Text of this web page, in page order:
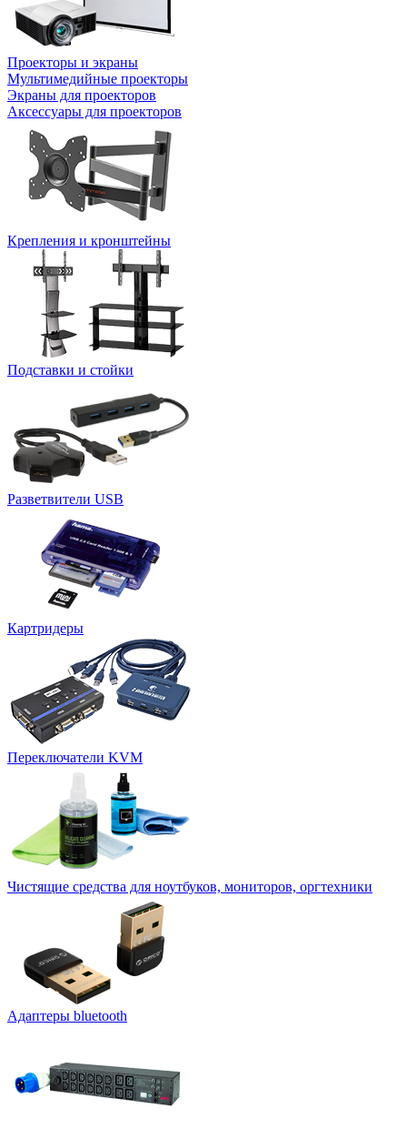
Проекторы и экраны
Мультимедийные проекторы
Экраны для проекторов
Аксессуары для проекторов
Крепления и кронштейны
Подставки и стойки
Разветвители USB
Картридеры
Переключатели KVM
Чистящие средства для ноутбуков, мониторов, оргтехники
Адаптеры bluetooth